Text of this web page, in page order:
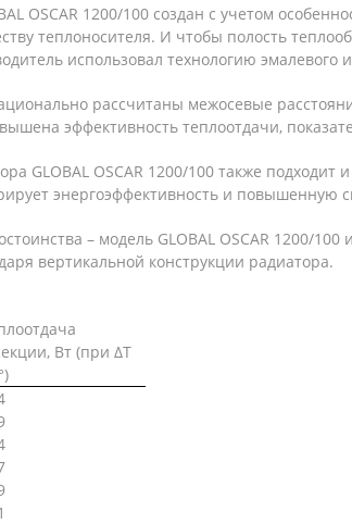
OSCAR 1200/100 создан с учетом
теплоносителя. И чтобы полость
использовал технологию
рассчитаны межосевые
эффективность теплоотдачи,
GLOBAL OSCAR 1200/100 также
энергоэффективность и повышенную
– модель GLOBAL OSCAR 1200/
вертикальной конструкции радиатора.
Вт (при ∆Т